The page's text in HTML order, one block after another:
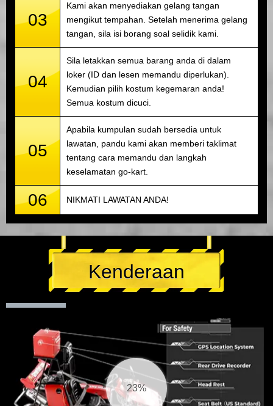
03
Kami akan menyediakan gelang tangan
mengikut tempahan. Setelah menerima gelang
tangan, sila isi borang soal selidik kami.
04
Sila letakkan semua barang anda di dalam
loker (ID dan lesen memandu diperlukan).
Kemudian pilih kostum kegemaran anda!
Semua kostum dicuci.
05
Apabila kumpulan sudah bersedia untuk
lawatan, pandu kami akan memberi taklimat
tentang cara memandu dan langkah
keselamatan go-kart.
06 NIKMATI LAWATAN ANDA!
Kenderaan
23%